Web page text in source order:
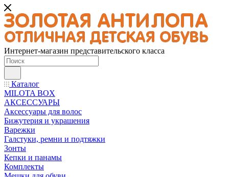
Интернет-магазин представительского класса
Каталог
MILOTA BOX
АКСЕССУАРЫ
Аксессуары для волос
Бижутерия и украшения
Варежки
Галстуки, ремни и подтяжки
Зонты
Кепки и панамы
Комплекты